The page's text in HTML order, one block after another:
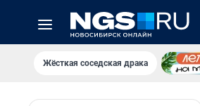
Жёсткая соседская драка